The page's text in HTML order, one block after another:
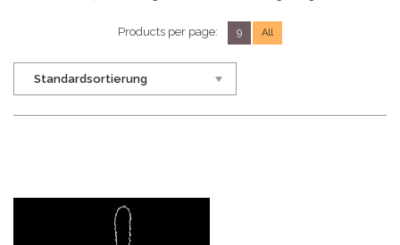
Products per page: 9 All